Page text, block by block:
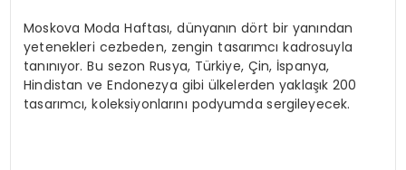
Moskova Moda Haftası, dünyanın dört bir yanından
yetenekleri cezbeden, zengin tasarımcı kadrosuyla
tanınıyor. Bu sezon Rusya, Türkiye, Çin, İspanya,
Hindistan ve Endonezya gibi ülkelerden yaklaşık 200
tasarımcı, koleksiyonlarını podyumda sergileyecek.